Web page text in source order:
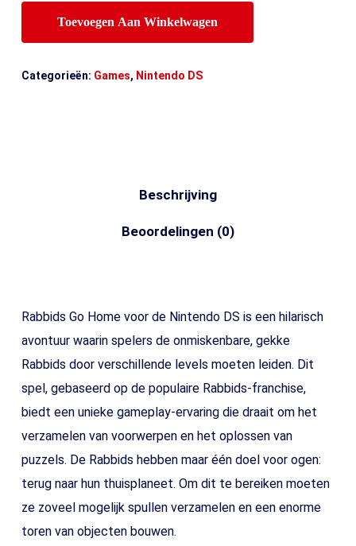
Toevoegen Aan Winkelwagen
Categorieën: Games, Nintendo DS
Beschrijving
Beoordelingen (0)
Rabbids Go Home voor de Nintendo DS is een hilarisch
avontuur waarin spelers de onmiskenbare, gekke
Rabbids door verschillende levels moeten leiden. Dit
spel, gebaseerd op de populaire Rabbids-franchise,
biedt een unieke gameplay-ervaring die draait om het
verzamelen van voorwerpen en het oplossen van
puzzels. De Rabbids hebben maar één doel voor ogen:
terug naar hun thuisplaneet. Om dit te bereiken moeten
ze zoveel mogelijk spullen verzamelen en een enorme
toren van objecten bouwen.